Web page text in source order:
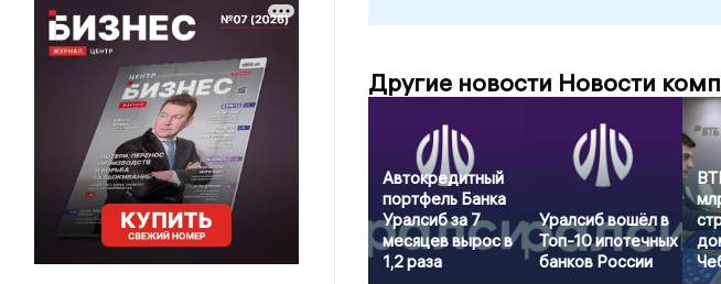
Другие новости Новости
Автокредитный
портфель Банка
Уралсиб за 7
месяцев вырос в
1,2 раза
Уралсиб вошёл в
Топ-10 ипотечных
банков России